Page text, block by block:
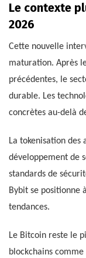
Le contexte
2026
Cette nouvelle
maturation. Après
précédentes, le
durable. Les
concrètes au-delà
La tokenisation des
développement de
standards de
Bybit se positionne
tendances.
Le Bitcoin reste le
blockchains